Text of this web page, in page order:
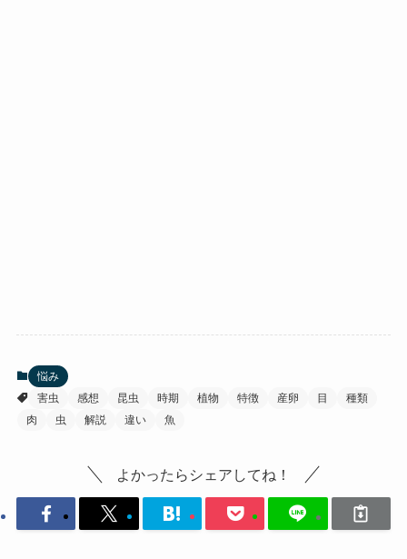
悩み
害虫
感想 昆虫 時期 植物 特徴 産卵 目
種類
肉
虫 解説 違い 魚
よかったらシェアしてね！